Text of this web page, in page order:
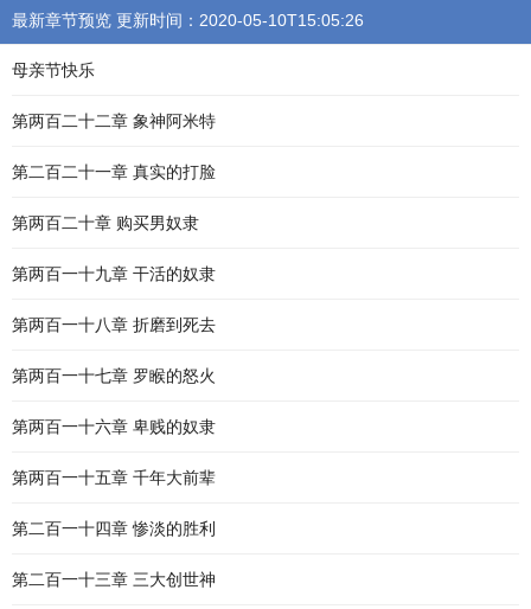
最新章节预览 更新时间：2020-05-10T15:05:26
母亲节快乐
第两百二十二章 象神阿米特
第二百二十一章 真实的打脸
第两百二十章 购买男奴隶
第两百一十九章 干活的奴隶
第两百一十八章 折磨到死去
第两百一十七章 罗睺的怒火
第两百一十六章 卑贱的奴隶
第两百一十五章 千年大前辈
第二百一十四章 惨淡的胜利
第二百一十三章 三大创世神